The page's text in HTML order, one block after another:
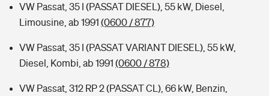
VW Passat, 35 I (PASSAT DIESEL), 55 kW, Diesel,
Limousine, ab 1991 (0600 / 877)
VW Passat, 35 I (PASSAT VARIANT DIESEL), 55 kW,
Diesel, Kombi, ab 1991 (0600 / 878)
VW Passat, 312 RP 2 (PASSAT CL), 66 kW, Benzin,